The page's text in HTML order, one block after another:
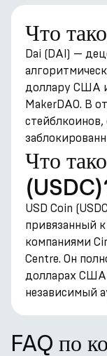
Что
Dai (DAI) —
доллару США
MakerDAO. В
стейблкоинов,
Что
USD Coin
привязанный
компаниями
Centre. Он
долларах США
независимый
FAQ по